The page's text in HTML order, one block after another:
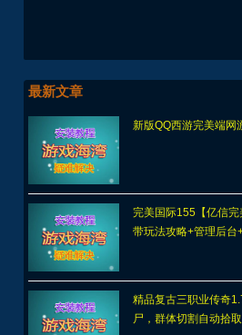
最新文章
新版QQ西游完美端网
完美国际155【亿信
带玩法攻略+管理后台
精品复古三职业传奇
尸，群体切割自动拾